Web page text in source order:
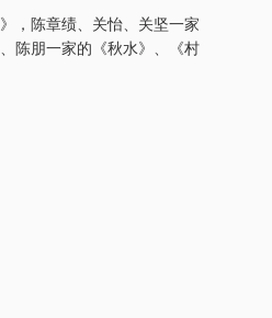
，陈章绩、关怡、关坚一家
陈朋一家的《秋水》、《村